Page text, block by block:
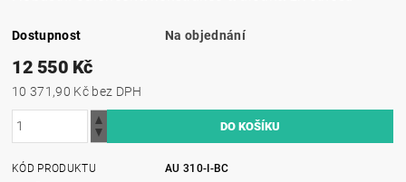
Dostupnost Na objednání
12 550 Kč
10 371,90 Kč bez DPH
KÓD PRODUKTU
AU 310-I-BC